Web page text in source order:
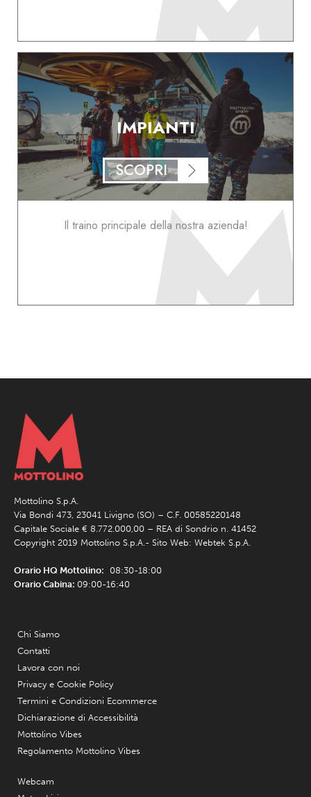
IMPIANTI
SCOPRI
Il traino principale della nostra azienda!
Mottolino S.p.A.
Via Bondi 473, 23041 Livigno (SO) – C.F. 00585220148
Capitale Sociale € 8.772.000,00 – REA di Sondrio n. 41452
Copyright 2019 Mottolino S.p.A.- Sito Web: Webtek S.p.A.
Orario HQ Mottolino: 08:30-18:00
Orario Cabina: 09:00-16:40
Chi Siamo
Contatti
Lavora con noi
Privacy e Cookie Policy
Termini e Condizioni Ecommerce
Dichiarazione di Accessibilità
Mottolino Vibes
Regolamento Mottolino Vibes
Webcam